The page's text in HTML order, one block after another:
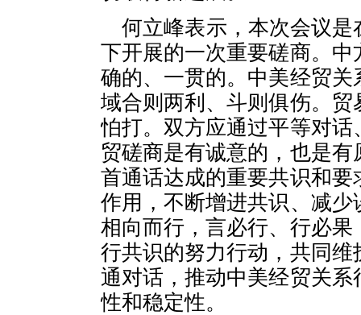
何立峰表示，本次会议
下开展的一次重要磋商。
确的、一贯的。中美经贸
域合则两利、斗则俱伤。
怕打。双方应通过平等对
贸磋商是有诚意的，也是
首通话达成的重要共识和
作用，不断增进共识、减
相向而行，言必行、行必
行共识的努力行动，共同
通对话，推动中美经贸关
性和稳定性。